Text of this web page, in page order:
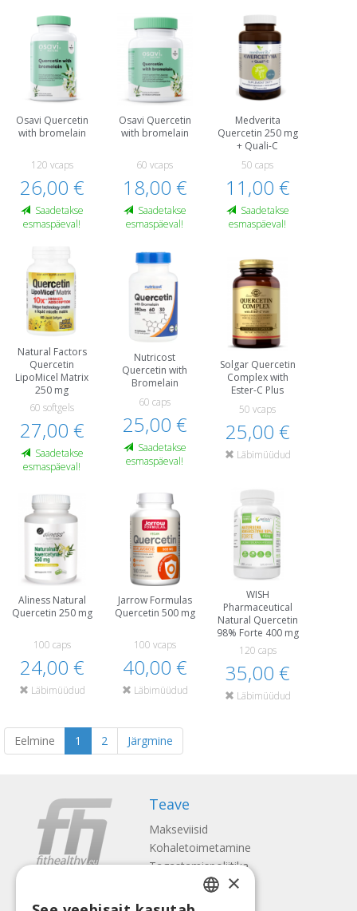
Osavi Quercetin
with bromelain
120 vcaps
26,00 €
Saadetakse
esmaspäeval!
Osavi Quercetin
with bromelain
60 vcaps
18,00 €
Saadetakse
esmaspäeval!
Medverita
Quercetin 250 mg
+ Quali-C
50 caps
11,00 €
Saadetakse
esmaspäeval!
Natural Factors
Quercetin
LipoMicel Matrix
250 mg
60 softgels
27,00 €
Saadetakse
esmaspäeval!
Nutricost
Quercetin with
Bromelain
60 caps
25,00 €
Saadetakse
esmaspäeval!
Solgar Quercetin
Complex with
Ester-C Plus
50 vcaps
25,00 €
Läbimüüdud
Aliness Natural
Quercetin 250 mg
100 caps
24,00 €
Läbimüüdud
Jarrow Formulas
Quercetin 500 mg
100 vcaps
40,00 €
Läbimüüdud
WISH
Pharmaceutical
Natural Quercetin
98% Forte 400 mg
120 caps
35,00 €
Läbimüüdud
Eelmine 1 2 Järgmine
Teave
Makseviisid
Kohaletoimetamine
Tagastamispoliitika
×